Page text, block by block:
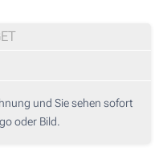
der Vorderseite)
und Sie sehen sofort
oder Bild.